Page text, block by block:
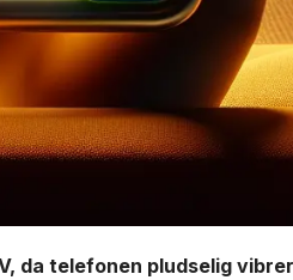
da telefonen pludselig